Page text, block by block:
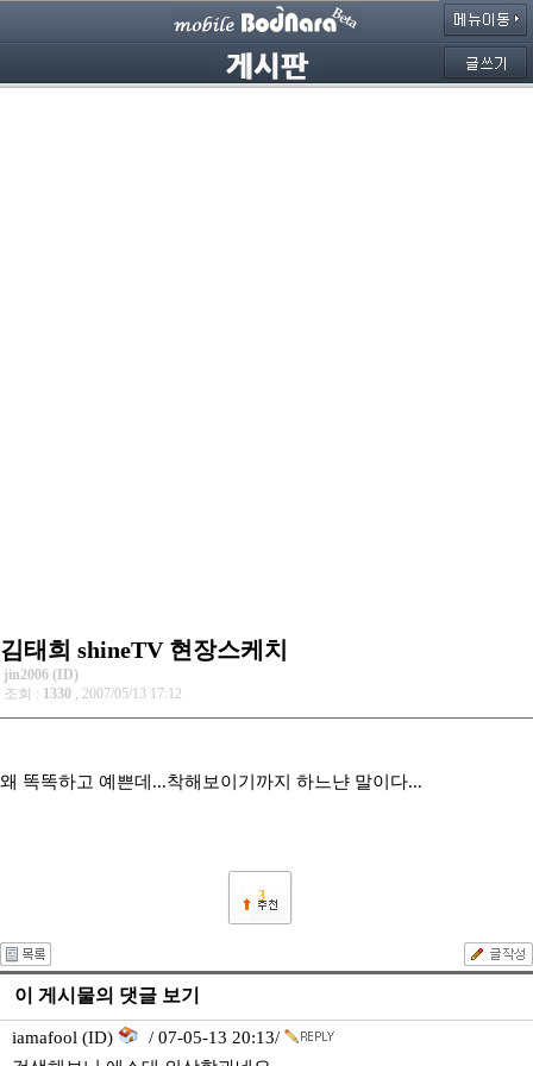
김태희 shineTV 현장스케치
jin2006 (ID)
조회 : 1330 , 2007/05/13 17:12
왜 똑똑하고 예쁜데...착해보이기까지 하느냔 말이다...
3
이 게시물의 댓글 보기
iamafool (ID)
/ 07-05-13 20:13/